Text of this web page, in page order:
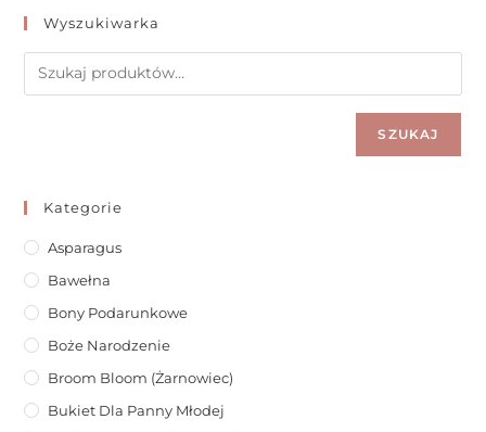
Wyszukiwarka
SZUKAJ
Kategorie
Asparagus
Bawełna
Bony Podarunkowe
Boże Narodzenie
Broom Bloom (żarnowiec)
Bukiet Dla Panny Młodej